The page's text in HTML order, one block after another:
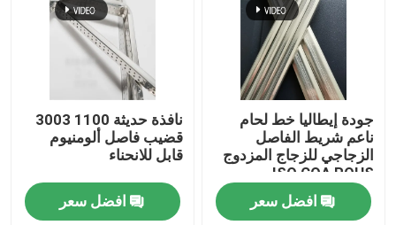
مانع تسرب الزجاج المعزول
شريط بوتيل مانع التسرب
وسادة الفلين
المجفف المنخل الجزيئي
جودة إيطاليا خط لحام
ناعم شريط الفاصل
الزجاجي للزجاج المزدوج
ISO COA ROHS
افضل سعر
نافذة حديثة 1100 3003
قضيب فاصل ألومنيوم
قابل للانحناء
افضل سعر